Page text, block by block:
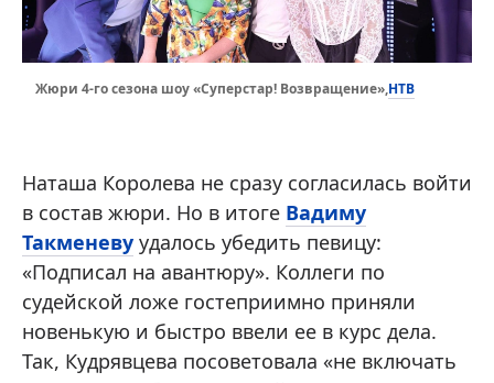
Жюри 4-го сезона шоу «Суперстар! Возвращение»,НТВ
Наташа Королева не сразу согласилась войти
в состав жюри. Но в итоге Вадиму
Такменеву удалось убедить певицу:
«Подписал на авантюру». Коллеги по
судейской ложе гостеприимно приняли
новенькую и быстро ввели ее в курс дела.
Так, Кудрявцева посоветовала «не включать